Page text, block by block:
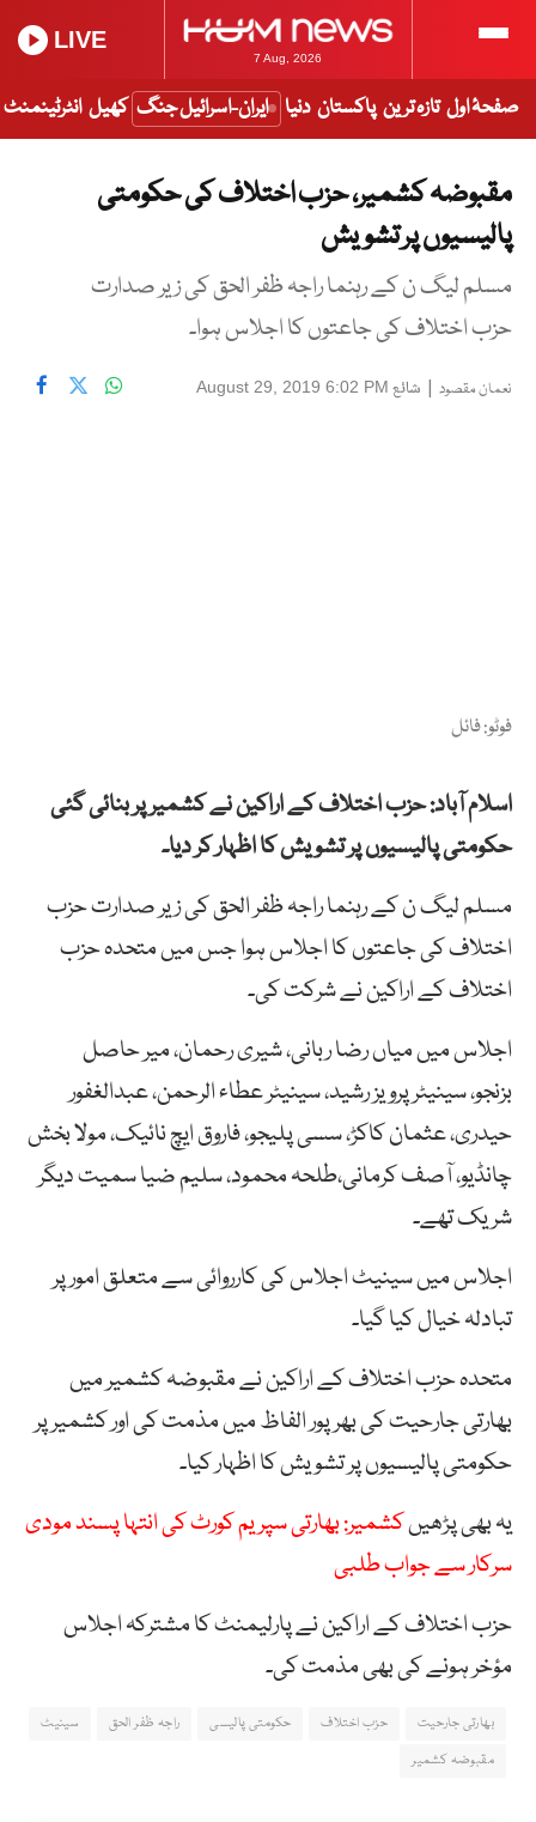
7 Aug, 2026
LIVE
صفحۂ اول تازہ ترین پاکستان دنیا ایران-اسرائیل جنگ کھیل انٹرٹینمنٹ
مقبوضہ کشمیر، حزب اختلاف کی حکومتی
پالیسیوں پر تشویش
مسلم لیگ ن کے رہنما راجہ ظفر الحق کی زیر صدارت
حزب اختلاف کی جاعتوں کا اجلاس ہوا۔
نعمان مقصود | شائع August 29, 2019 6:02 PM
فوٹو: فائل
اسلام آباد: حزب اختلاف کے اراکین نے کشمیر پر بنائی گئی
حکومتی پالیسیوں پر تشویش کا اظہار کر دیا۔
مسلم لیگ ن کے رہنما راجہ ظفر الحق کی زیر صدارت حزب
اختلاف کی جاعتوں کا اجلاس ہوا جس میں متحدہ حزب
اختلاف کے اراکین نے شرکت کی۔
اجلاس میں میاں رضا ربانی، شیری رحمان، میر حاصل
بزنجو، سینیٹر پرویز رشید، سینیٹر عطاء الرحمن، عبدالغفور
حیدری، عثمان کاکڑ، سسی پلیجو، فاروق ایچ نائیک، مولا بخش
چانڈیو، آصف کرمانی،طلحہ محمود، سلیم ضیا سمیت دیگر
شریک تھے۔
اجلاس میں سینیٹ اجلاس کی کارروائی سے متعلق امور پر
تبادلہ خیال کیا گیا۔
متحدہ حزب اختلاف کے اراکین نے مقبوضہ کشمیر میں
بھارتی جارحیت کی بھرپور الفاظ میں مذمت کی اور کشمیر پر
حکومتی پالیسیوں پر تشویش کا اظہار کیا۔
یہ بھی پڑھیںکشمیر: بھارتی سپریم کورٹ کی انتہا پسند مودی
سرکار سے جواب طلبی
حزب اختلاف کے اراکین نے پارلیمنٹ کا مشترکہ اجلاس
مؤخر ہونے کی بھی مذمت کی۔
بھارتی جارحیت حزب اختلاف حکومتی پالیسی راجہ ظفر الحق
سینیٹ
مقبوضہ کشمیر